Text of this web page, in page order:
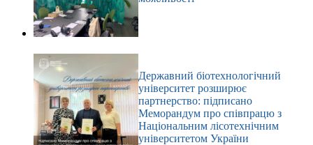
Державний біотехнологічний
університет розширює
партнерство: підписано
Меморандум про співпрацю з
Національним лісотехнічним
університетом України